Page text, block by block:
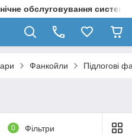
обслуговування систем
Фанкойли Підлогові
0 Фільтри